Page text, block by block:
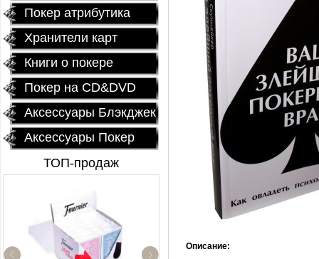
Покер атрибутика
Хранители карт
Книги о покере
Покер на CD&DVD
Аксессуары Блэкджек
Аксессуары Покер
ТОП-продаж
Описание: